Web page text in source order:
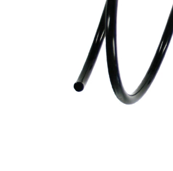
pružiny
Vnější
průměr
Průměr
drátu
11,75 mm